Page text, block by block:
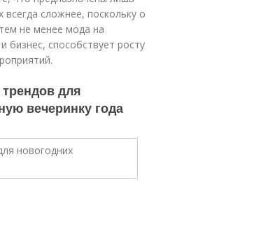
всегда сложнее, поскольку о
не менее мода на
бизнес, способствует росту
для
вечеринку года